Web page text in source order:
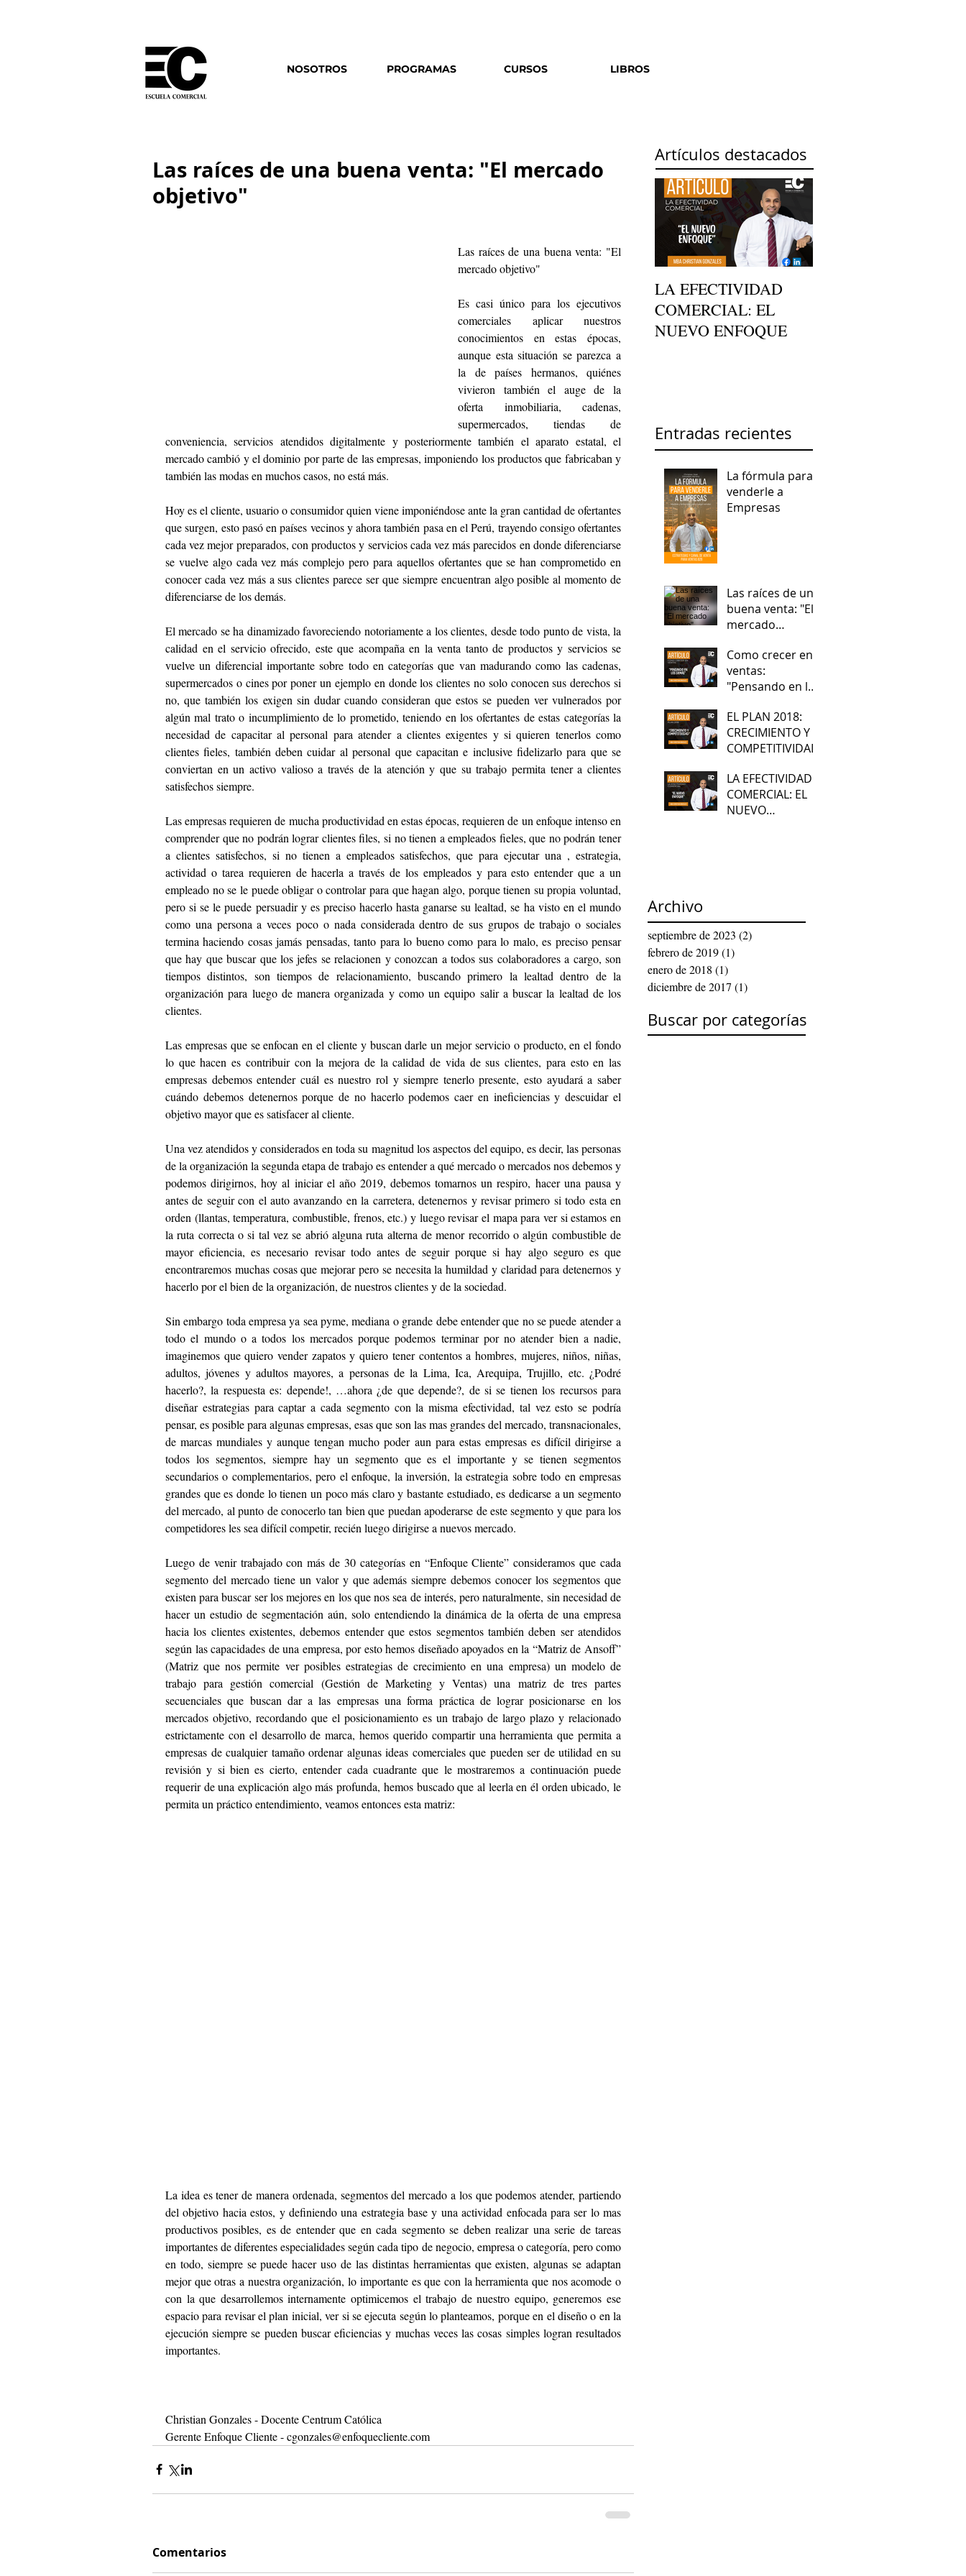
NOSOTROS PROGRAMAS CURSOS LIBROS
Las raíces de una buena venta: "El mercado
objetivo"
Las raíces de una buena venta: "El
mercado objetivo"
Es casi único para los ejecutivos
comerciales aplicar nuestros
conocimientos en estas épocas,
aunque esta situación se parezca a
la de países hermanos, quiénes
vivieron también el auge de la
oferta inmobiliaria, cadenas,
supermercados, tiendas de
conveniencia, servicios atendidos digitalmente y posteriormente también el aparato estatal, el
mercado cambió y el dominio por parte de las empresas, imponiendo los productos que fabricaban y
también las modas en muchos casos, no está más.
Hoy es el cliente, usuario o consumidor quien viene imponiéndose ante la gran cantidad de ofertantes
que surgen, esto pasó en países vecinos y ahora también pasa en el Perú, trayendo consigo ofertantes
cada vez mejor preparados, con productos y servicios cada vez más parecidos en donde diferenciarse
se vuelve algo cada vez más complejo pero para aquellos ofertantes que se han comprometido en
conocer cada vez más a sus clientes parece ser que siempre encuentran algo posible al momento de
diferenciarse de los demás.
El mercado se ha dinamizado favoreciendo notoriamente a los clientes, desde todo punto de vista, la
calidad en el servicio ofrecido, este que acompaña en la venta tanto de productos y servicios se
vuelve un diferencial importante sobre todo en categorías que van madurando como las cadenas,
supermercados o cines por poner un ejemplo en donde los clientes no solo conocen sus derechos si
no, que también los exigen sin dudar cuando consideran que estos se pueden ver vulnerados por
algún mal trato o incumplimiento de lo prometido, teniendo en los ofertantes de estas categorías la
necesidad de capacitar al personal para atender a clientes exigentes y si quieren tenerlos como
clientes fieles, también deben cuidar al personal que capacitan e inclusive fidelizarlo para que se
conviertan en un activo valioso a través de la atención y que su trabajo permita tener a clientes
satisfechos siempre.
Las empresas requieren de mucha productividad en estas épocas, requieren de un enfoque intenso en
comprender que no podrán lograr clientes files, si no tienen a empleados fieles, que no podrán tener
a clientes satisfechos, si no tienen a empleados satisfechos, que para ejecutar una , estrategia,
actividad o tarea requieren de hacerla a través de los empleados y para esto entender que a un
empleado no se le puede obligar o controlar para que hagan algo, porque tienen su propia voluntad,
pero si se le puede persuadir y es preciso hacerlo hasta ganarse su lealtad, se ha visto en el mundo
como una persona a veces poco o nada considerada dentro de sus grupos de trabajo o sociales
termina haciendo cosas jamás pensadas, tanto para lo bueno como para lo malo, es preciso pensar
que hay que buscar que los jefes se relacionen y conozcan a todos sus colaboradores a cargo, son
tiempos distintos, son tiempos de relacionamiento, buscando primero la lealtad dentro de la
organización para luego de manera organizada y como un equipo salir a buscar la lealtad de los
clientes.
Las empresas que se enfocan en el cliente y buscan darle un mejor servicio o producto, en el fondo
lo que hacen es contribuir con la mejora de la calidad de vida de sus clientes, para esto en las
empresas debemos entender cuál es nuestro rol y siempre tenerlo presente, esto ayudará a saber
cuándo debemos detenernos porque de no hacerlo podemos caer en ineficiencias y descuidar el
objetivo mayor que es satisfacer al cliente.
Una vez atendidos y considerados en toda su magnitud los aspectos del equipo, es decir, las personas
de la organización la segunda etapa de trabajo es entender a qué mercado o mercados nos debemos y
podemos dirigirnos, hoy al iniciar el año 2019, debemos tomarnos un respiro, hacer una pausa y
antes de seguir con el auto avanzando en la carretera, detenernos y revisar primero si todo esta en
orden (llantas, temperatura, combustible, frenos, etc.) y luego revisar el mapa para ver si estamos en
la ruta correcta o si tal vez se abrió alguna ruta alterna de menor recorrido o algún combustible de
mayor eficiencia, es necesario revisar todo antes de seguir porque si hay algo seguro es que
encontraremos muchas cosas que mejorar pero se necesita la humildad y claridad para detenernos y
hacerlo por el bien de la organización, de nuestros clientes y de la sociedad.
Sin embargo toda empresa ya sea pyme, mediana o grande debe entender que no se puede atender a
todo el mundo o a todos los mercados porque podemos terminar por no atender bien a nadie,
imaginemos que quiero vender zapatos y quiero tener contentos a hombres, mujeres, niños, niñas,
adultos, jóvenes y adultos mayores, a personas de la Lima, Ica, Arequipa, Trujillo, etc. ¿Podré
hacerlo?, la respuesta es: depende!, …ahora ¿de que depende?, de si se tienen los recursos para
diseñar estrategias para captar a cada segmento con la misma efectividad, tal vez esto se podría
pensar, es posible para algunas empresas, esas que son las mas grandes del mercado, transnacionales,
de marcas mundiales y aunque tengan mucho poder aun para estas empresas es difícil dirigirse a
todos los segmentos, siempre hay un segmento que es el importante y se tienen segmentos
secundarios o complementarios, pero el enfoque, la inversión, la estrategia sobre todo en empresas
grandes que es donde lo tienen un poco más claro y bastante estudiado, es dedicarse a un segmento
del mercado, al punto de conocerlo tan bien que puedan apoderarse de este segmento y que para los
competidores les sea difícil competir, recién luego dirigirse a nuevos mercado.
Luego de venir trabajado con más de 30 categorías en “Enfoque Cliente” consideramos que cada
segmento del mercado tiene un valor y que además siempre debemos conocer los segmentos que
existen para buscar ser los mejores en los que nos sea de interés, pero naturalmente, sin necesidad de
hacer un estudio de segmentación aún, solo entendiendo la dinámica de la oferta de una empresa
hacia los clientes existentes, debemos entender que estos segmentos también deben ser atendidos
según las capacidades de una empresa, por esto hemos diseñado apoyados en la “Matriz de Ansoff”
(Matriz que nos permite ver posibles estrategias de crecimiento en una empresa) un modelo de
trabajo para gestión comercial (Gestión de Marketing y Ventas) una matriz de tres partes
secuenciales que buscan dar a las empresas una forma práctica de lograr posicionarse en los
mercados objetivo, recordando que el posicionamiento es un trabajo de largo plazo y relacionado
estrictamente con el desarrollo de marca, hemos querido compartir una herramienta que permita a
empresas de cualquier tamaño ordenar algunas ideas comerciales que pueden ser de utilidad en su
revisión y si bien es cierto, entender cada cuadrante que le mostraremos a continuación puede
requerir de una explicación algo más profunda, hemos buscado que al leerla en él orden ubicado, le
permita un práctico entendimiento, veamos entonces esta matriz:
La idea es tener de manera ordenada, segmentos del mercado a los que podemos atender, partiendo
del objetivo hacia estos, y definiendo una estrategia base y una actividad enfocada para ser lo mas
productivos posibles, es de entender que en cada segmento se deben realizar una serie de tareas
importantes de diferentes especialidades según cada tipo de negocio, empresa o categoría, pero como
en todo, siempre se puede hacer uso de las distintas herramientas que existen, algunas se adaptan
mejor que otras a nuestra organización, lo importante es que con la herramienta que nos acomode o
con la que desarrollemos internamente optimicemos el trabajo de nuestro equipo, generemos ese
espacio para revisar el plan inicial, ver si se ejecuta según lo planteamos, porque en el diseño o en la
ejecución siempre se pueden buscar eficiencias y muchas veces las cosas simples logran resultados
importantes.
Christian Gonzales - Docente Centrum Católica
Gerente Enfoque Cliente - cgonzales@enfoquecliente.com
Comentarios
Artículos destacados
LA EFECTIVIDAD
COMERCIAL: EL
NUEVO ENFOQUE
Entradas recientes
La fórmula para
venderle a
Empresas
Las raíces de una
buena venta: "El
mercado
Como crecer en
ventas:
"Pensando en los
EL PLAN 2018:
CRECIMIENTO Y
COMPETITIVIDAD
LA EFECTIVIDAD
COMERCIAL: EL
NUEVO
Archivo
septiembre de 2023 (2)
febrero de 2019(1)
enero de 2018 (1)
diciembre de 2017 (1)
Buscar por categorías